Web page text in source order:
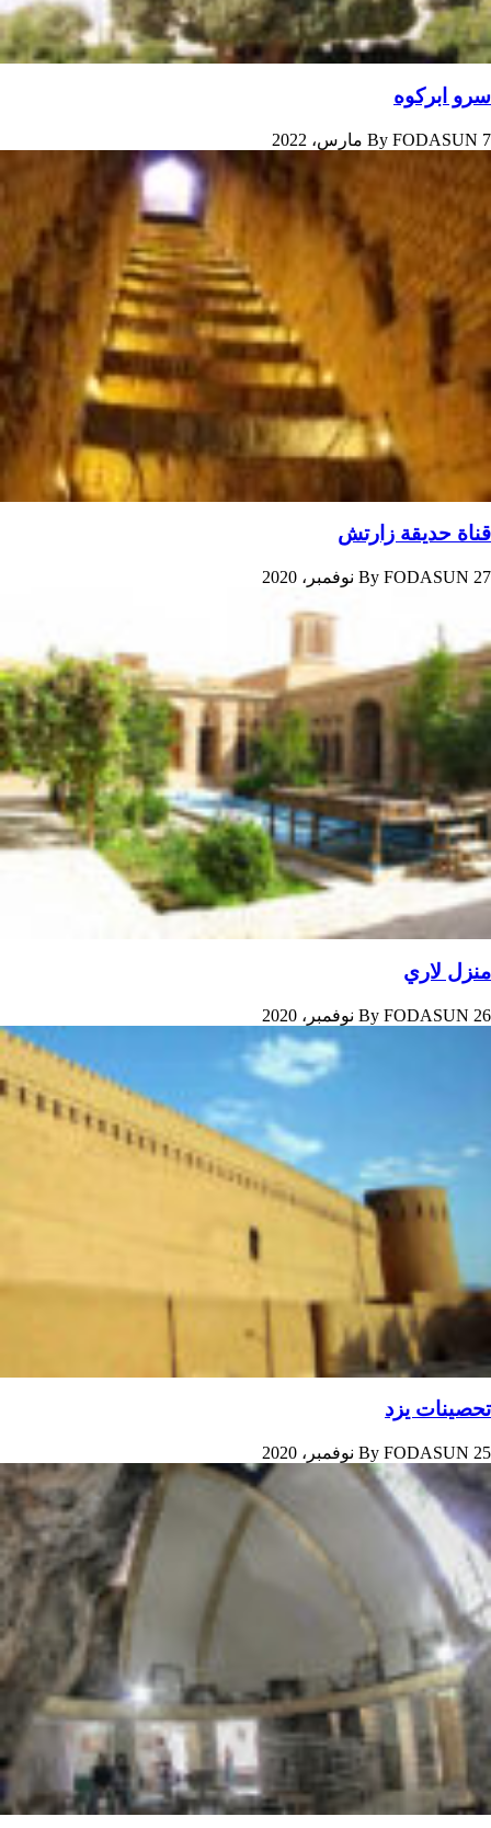
سرو ابرکوه
By FODASUN 7 مارس، 2022
قناة حدیقة زارتش
By FODASUN 27 نوفمبر، 2020
منزل لاري
By FODASUN 26 نوفمبر، 2020
تحصینات یزد
By FODASUN 25 نوفمبر، 2020